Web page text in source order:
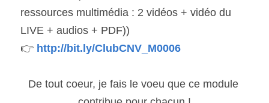
ressources multimédia : 2 vidéos + vidéo du
LIVE + audios + PDF))
👉 http://bit.ly/ClubCNV_M0006
De tout coeur, je fais le voeu que ce module